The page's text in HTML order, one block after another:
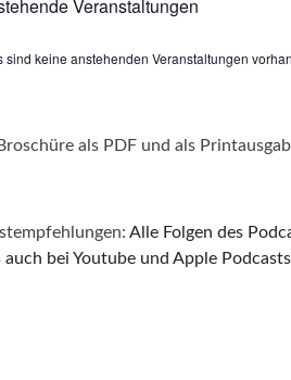
Veranstaltungen
sind keine anstehenden Veranstaltungen
als PDF und als
Alle Folgen des
auch bei Youtube und Apple